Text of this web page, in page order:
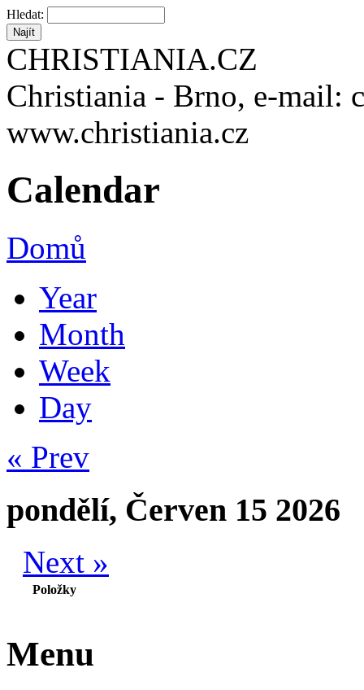
Hledat:
CHRISTIANIA.CZ
Christiania - Brno, e-mail:
www.christiania.cz
Calendar
Domů
Year
Month
Week
Day
« Prev
pondělí, Červen 15 2026
Next »
Položky
Menu